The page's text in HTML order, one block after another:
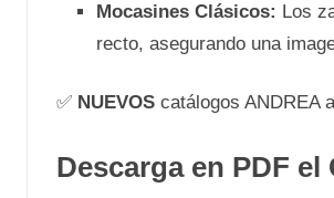
Mocasines Clásicos: Los
recto, asegurando una
✅ NUEVOScatálogos ANDREA
Descarga en PDF